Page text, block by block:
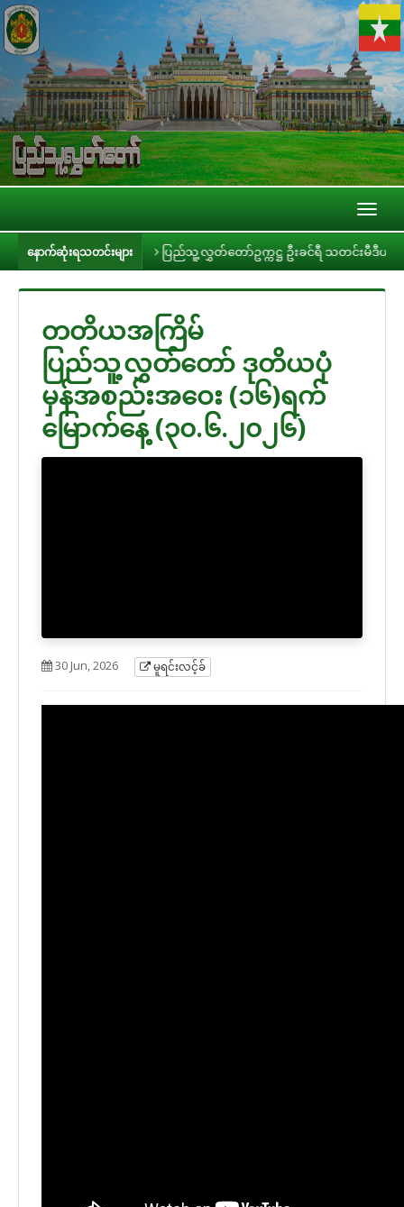
နောက်ဆုံးရသတင်းများ
စပ်ညှိနှိုင်းခြင်း ပြည်သူ့လွှတ်တော်ဥက္ကဋ္ဌ ဦးခင်ရီ သတင်းမီဒီယာများ
တတိယအကြိမ်
ပြည်သူ့လွှတ်တော် ဒုတိယပုံ
မှန်အစည်းအဝေး (၁၆)ရက်
မြောက်နေ့ (၃၀.၆.၂၀၂၆)
30 Jun, 2026 မူရင်းလင့်ခ်